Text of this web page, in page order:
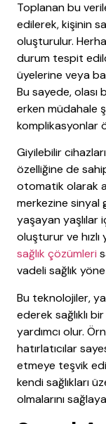
Toplanan bu
edilerek, kişinin
oluşturulur.
durum tespit
üyelerine veya
Bu sayede, olası
erken müdahale
komplikasyonlar
Giyilebilir
özelliğine de
otomatik olarak
merkezine sinyal
yaşayan yaşlılar
oluşturur ve hızlı
sağlık çözümleri
vadeli sağlık
Bu teknolojiler,
ederek sağlıklı
yardımcı olur.
hatırlatıcılar
etmeye teşvik
kendi sağlıkları
olmalarını